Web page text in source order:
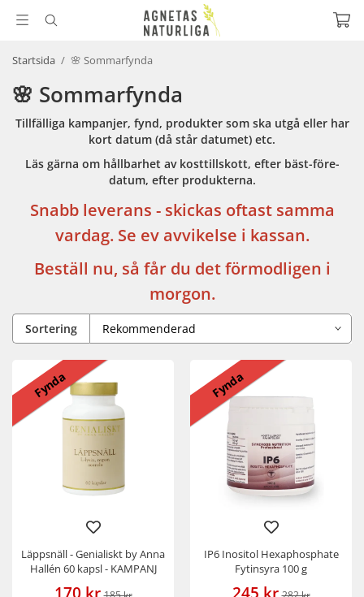
Startsida / 🌸 Sommarfynda
🌸 Sommarfynda
Tillfälliga kampanjer, fynd, produkter som ska utgå eller har
kort datum (då står datumet) etc.
Läs gärna om hållbarhet av kosttillskott, efter bäst-före-
datum, efter produkterna.
Snabb leverans - skickas oftast samma
vardag. Se ev avvikelse i kassan.
Beställ nu, så får du det förmodligen i
morgon.
Sortering
Fynda
Läppsnäll - Genialiskt by Anna
Hallén 60 kapsl - KAMPANJ
170 kr
Fynda
IP6 Inositol Hexaphosphate
Fytinsyra 100 g
245 kr